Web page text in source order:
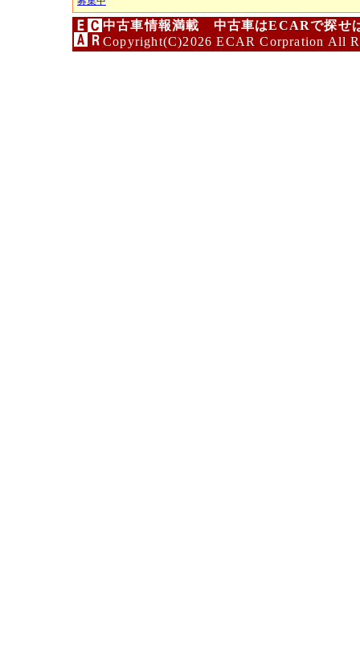
中古車情報満載 中古車はECARで探せ
Copyright(C)2026 ECAR Corpration All